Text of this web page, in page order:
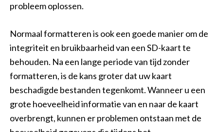
probleem oplossen.
Normaal formatteren is ook een goede manier om de
integriteit en bruikbaarheid van een SD-kaart te
behouden. Na een lange periode van tijd zonder
formatteren, is de kans groter dat uw kaart
beschadigde bestanden tegenkomt. Wanneer u een
grote hoeveelheid informatie van en naar de kaart
overbrengt, kunnen er problemen ontstaan met de